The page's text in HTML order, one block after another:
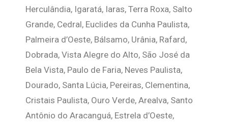
Herculândia, Igaratá, Iaras, Terra Roxa, Salto
Grande, Cedral, Euclides da Cunha Paulista,
Palmeira d’Oeste, Bálsamo, Urânia, Rafard,
Dobrada, Vista Alegre do Alto, São José da
Bela Vista, Paulo de Faria, Neves Paulista,
Dourado, Santa Lúcia, Pereiras, Clementina,
Cristais Paulista, Ouro Verde, Arealva, Santo
Antônio do Aracanguá, Estrela d’Oeste,